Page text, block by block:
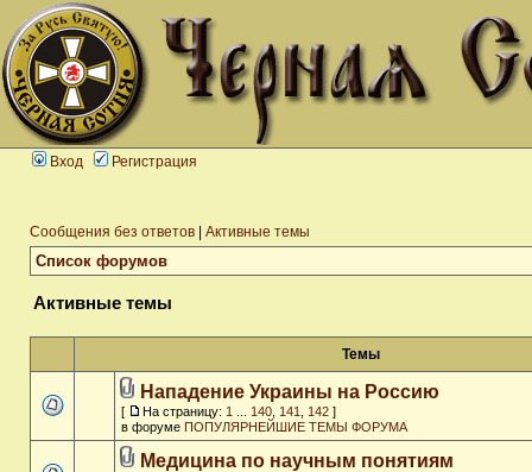
Вход Регистрация
Сообщения без ответов Активные темы
Список форумов
Активные темы
Темы
Нападение Украины на Россию
[ На страницу: 1 140 141 142 ]
в форуме ПОПУЛЯРНЕЙШИЕ ТЕМЫ ФОРУМА
Медицина по научным понятиям